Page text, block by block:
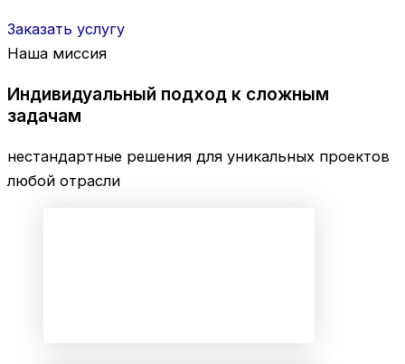
Заказать услугу
Наша миссия
Индивидуальный подход к сложным
задачам
нестандартные решения для уникальных проектов
любой отрасли